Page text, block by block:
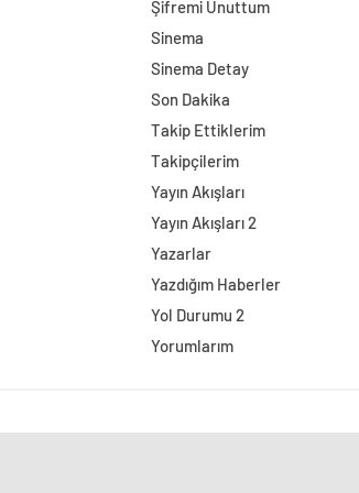
Şifremi Unuttum
Sinema
Sinema Detay
Son Dakika
Takip Ettiklerim
Takipçilerim
Yayın Akışları
Yayın Akışları 2
Yazarlar
Yazdığım Haberler
Yol Durumu 2
Yorumlarım